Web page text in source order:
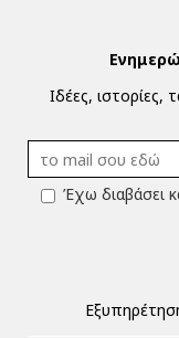
Ιδέες, ιστορίες,
Έχω διαβάσει